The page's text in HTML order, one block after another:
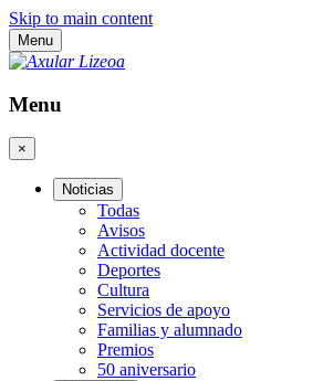
Skip to main content
Menu
Menu
×
Noticias
Todas
Avisos
Actividad docente
Deportes
Cultura
Servicios de apoyo
Familias y alumnado
Premios
50 aniversario